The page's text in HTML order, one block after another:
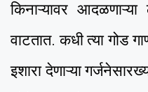
किनाऱ्यावर आदळणाऱ्या
वाटतात. कधी त्या गोड
इशारा देणाऱ्या